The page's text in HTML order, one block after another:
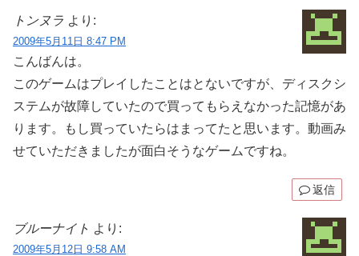
トンヌラ より:
2009年5月11日 8:47 PM
こんばんは。
このゲームはプレイしたことはとないですが、ディスクシ
ステムが故障していたので買ってもらえなかった記憶があ
ります。もし買っていたらはまってたと思います。動画み
せていただきましたが面白そうなゲームですね。
返信
ブルーナイト より:
2009年5月12日 9:58 AM